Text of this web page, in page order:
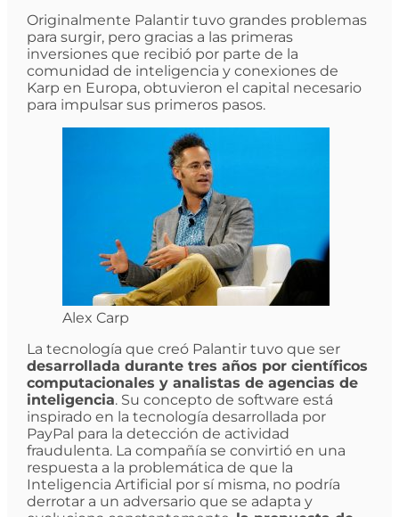
Originalmente Palantir tuvo grandes problemas
para surgir, pero gracias a las primeras
inversiones que recibió por parte de la
comunidad de inteligencia y conexiones de
Karp en Europa, obtuvieron el capital necesario
para impulsar sus primeros pasos.
Alex Carp
La tecnología que creó Palantir tuvo que ser
desarrollada durante tres años por científicos
computacionales y analistas de agencias de
inteligencia. Su concepto de software está
inspirado en la tecnología desarrollada por
PayPal para la detección de actividad
fraudulenta. La compañía se convirtió en una
respuesta a la problemática de que la
Inteligencia Artificial por sí misma, no podría
derrotar a un adversario que se adapta y